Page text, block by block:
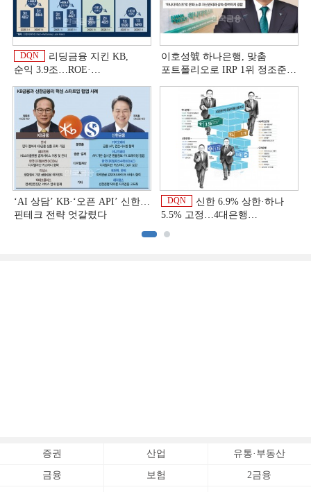
DQN
리딩금융 지킨 KB,
순익 3.9조…ROE·
상반기 금융 리그테이블]
이호성號 하나은행, 맞춤
포트폴리오로 IRP 1위 정조준
‘AI 상담’ KB·‘오픈 API’ 신한…
핀테크 전략 엇갈렸다
DQN
신한 6.9% 상한·하나
5.5% 고정…4대은행
증권 산업 유통·부동산
금융 보험 2금융